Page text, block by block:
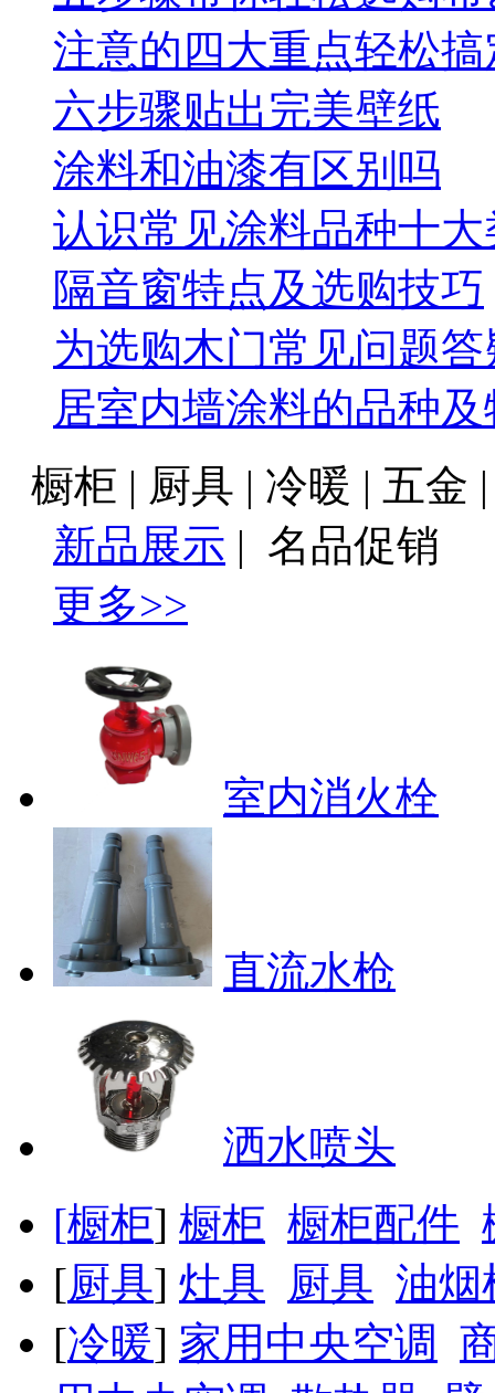
注意的四大重点轻松
六步骤贴出完美壁纸
涂料和油漆有区别吗
认识常见涂料品种十大
隔音窗特点及选购技巧
为选购木门常见问题
居室内墙涂料的品种
橱柜 | 厨具 | 冷暖 | 五金
新品展示 | 名品促销
更多>>
室内消火栓
直流水枪
洒水喷头
[橱柜] 橱柜 橱柜配件
[厨具] 灶具 厨具 油烟
[冷暖] 家用中央空调